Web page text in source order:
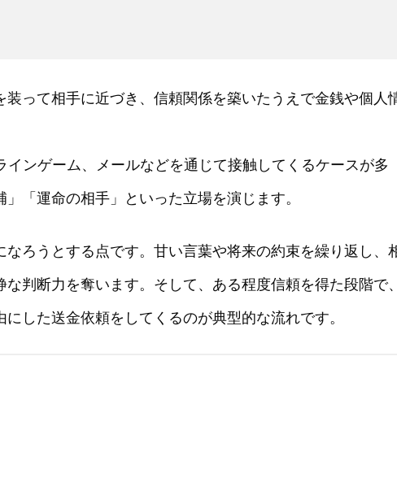
装って相手に近づき、信頼関係を築いたうえで金銭や個人
ンゲーム、メールなどを通じて接触してくるケースが多
「運命の相手」といった立場を演じます。
ろうとする点です。甘い言葉や将来の約束を繰り返し、
判断力を奪います。そして、ある程度信頼を得た段階で、
した送金依頼をしてくるのが典型的な流れです。